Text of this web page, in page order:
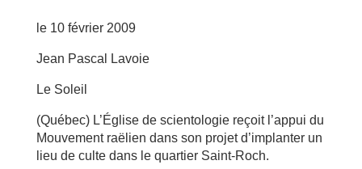
le 10 février 2009
Jean Pascal Lavoie
Le Soleil
(Québec) L’Église de scientologie reçoit l’appui du
Mouvement raëlien dans son projet d’implanter un
lieu de culte dans le quartier Saint-Roch.